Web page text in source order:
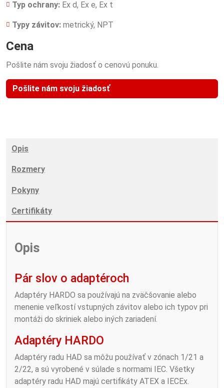
Typ ochrany: Ex d, Ex e, Ex t
Typy závitov: metrický, NPT
Cena
Pošlite nám svoju žiadosť o cenovú ponuku.
Pošlite nám svoju žiadosť
Opis
Rozmery
Pokyny
Certifikáty
Opis
Pár slov o adaptéroch
Adaptéry HARDO sa používajú na zväčšovanie alebo
menenie veľkostí vstupných závitov alebo ich typov pri
montáži do skriniek alebo iných zariadení.
Adaptéry HARDO
Adaptéry radu HAD sa môžu používať v zónach 1/21 a
2/22, a sú vyrobené v súlade s normami IEC. Všetky
adaptéry radu HAD majú certifikáty ATEX a IECEx.